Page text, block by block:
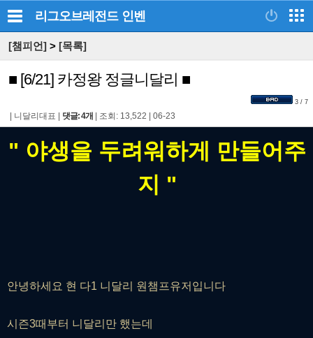
리그오브레전드 인벤
[챔피언] > [목록]
■ [6/21] 카정왕 정글니달리 ■
3 / 7
니달리대표 댓글: 4개 조회: 13,522 06-23
" 야생을 두려워하게 만들어주
지 "
안녕하세요 현 다1 니달리 원챔프유저입니다
시즌3때부터 니달리만 했는데